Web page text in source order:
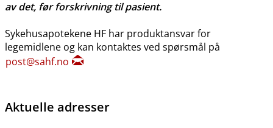
av det, før forskrivning til pasient.
Sykehusapotekene HF har produktansvar for
legemidlene og kan kontaktes ved spørsmål på
post@sahf.no
Aktuelle adresser